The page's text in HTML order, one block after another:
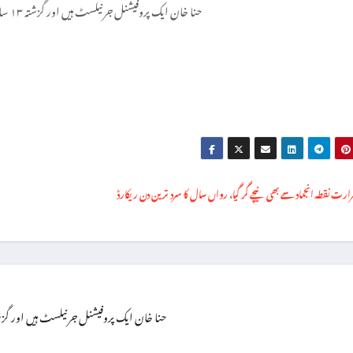
حنا خان ایک پروفیشنل جرنیلسٹ ہیں اور گزشتہ ۱۳ سال سے اپنی خدمات سر انجام دے رہی ہیں۔
نقطہ انجماد سے بھی نیچے گر گیا، رواں سال کا سرد ترین دن ریکارڈ
حنا خان ایک پروفیشنل جرنیلسٹ ہیں اور گزشتہ ۱۳ سال سے اپنی خدمات سر انجام دے